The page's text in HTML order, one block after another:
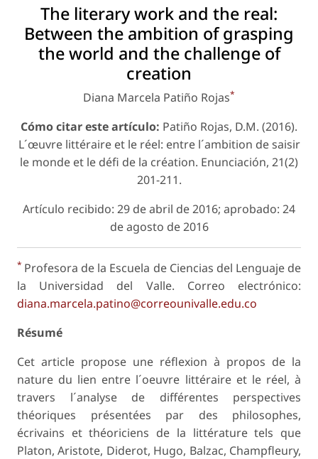
The literary work and the real:
Between the ambition of grasping
the world and the challenge of
creation
Diana Marcela Patiño Rojas*
Cómo citar este artículo: Patiño Rojas, D.M. (2016).
L´œuvre littéraire et le réel: entre l´ambition de saisir
le monde et le défi de la création. Enunciación, 21(2)
201-211.
Artículo recibido: 29 de abril de 2016; aprobado: 24
de agosto de 2016
* Profesora de la Escuela de Ciencias del Lenguaje de
la Universidad del Valle. Correo electrónico:
diana.marcela.patino@correounivalle.edu.co
Résumé
Cet article propose une réflexion à propos de la
nature du lien entre l´oeuvre littéraire et le réel, à
travers l´analyse de différentes perspectives
théoriques présentées par des philosophes,
écrivains et théoriciens de la littérature tels que
Platon, Aristote, Diderot, Hugo, Balzac, Champfleury,